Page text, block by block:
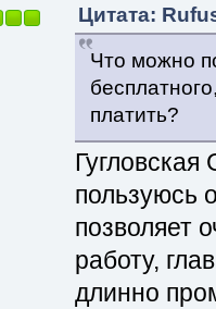
Цитата:
Что можно
платить?
пользуюсь
позволяет
работу,
длинно